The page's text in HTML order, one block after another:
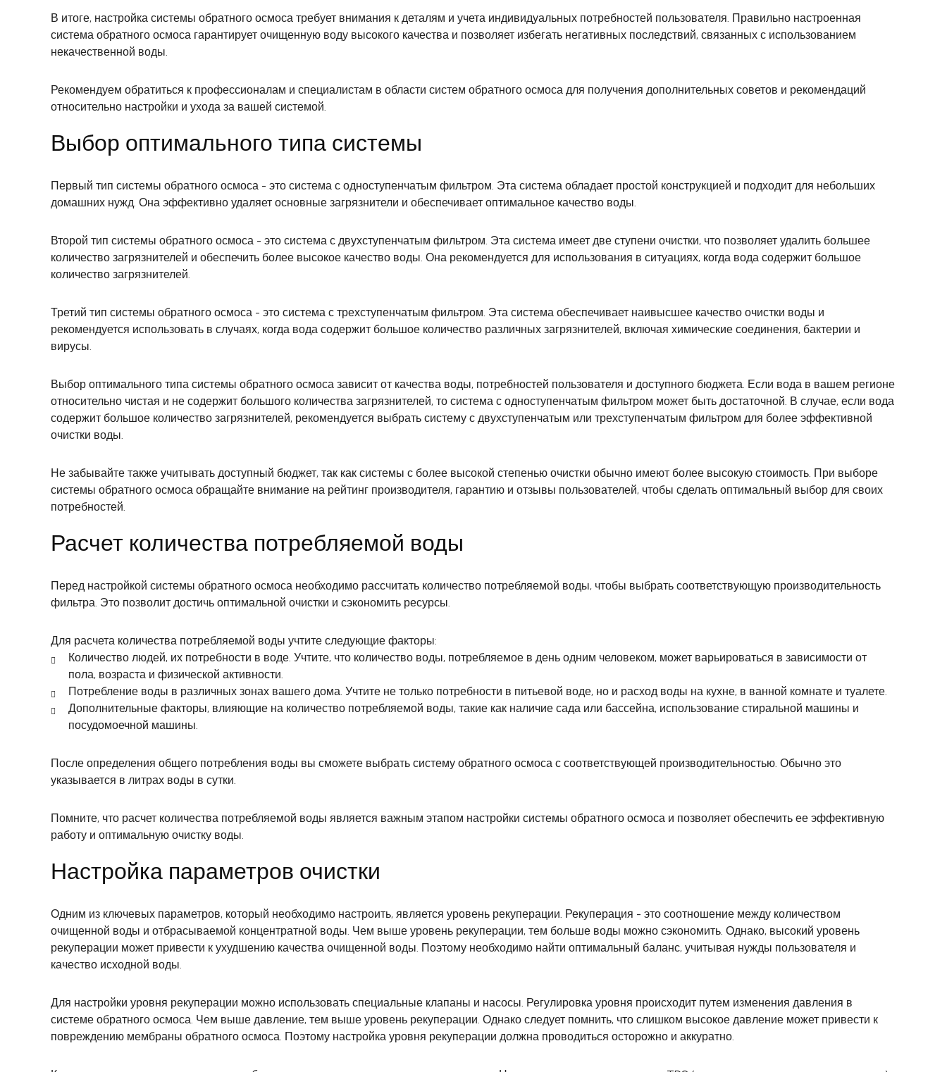
В итоге, настройка системы обратного осмоса требует внимания к деталям и учета индивидуальных потребностей пользователя. Правильно настроенная
система обратного осмоса гарантирует очищенную воду высокого качества и позволяет избегать негативных последствий, связанных с использованием
некачественной воды.
Рекомендуем обратиться к профессионалам и специалистам в области систем обратного осмоса для получения дополнительных советов и рекомендаций
относительно настройки и ухода за вашей системой.
Выбор оптимального типа системы
Первый тип системы обратного осмоса - это система с одноступенчатым фильтром. Эта система обладает простой конструкцией и подходит для небольших
домашних нужд. Она эффективно удаляет основные загрязнители и обеспечивает оптимальное качество воды.
Второй тип системы обратного осмоса - это система с двухступенчатым фильтром. Эта система имеет две ступени очистки, что позволяет удалить большее
количество загрязнителей и обеспечить более высокое качество воды. Она рекомендуется для использования в ситуациях, когда вода содержит большое
количество загрязнителей.
Третий тип системы обратного осмоса - это система с трехступенчатым фильтром. Эта система обеспечивает наивысшее качество очистки воды и
рекомендуется использовать в случаях, когда вода содержит большое количество различных загрязнителей, включая химические соединения, бактерии и
вирусы.
Выбор оптимального типа системы обратного осмоса зависит от качества воды, потребностей пользователя и доступного бюджета. Если вода в вашем регионе
относительно чистая и не содержит большого количества загрязнителей, то система с одноступенчатым фильтром может быть достаточной. В случае, если вода
содержит большое количество загрязнителей, рекомендуется выбрать систему с двухступенчатым или трехступенчатым фильтром для более эффективной
очистки воды.
Не забывайте также учитывать доступный бюджет, так как системы с более высокой степенью очистки обычно имеют более высокую стоимость. При выборе
системы обратного осмоса обращайте внимание на рейтинг производителя, гарантию и отзывы пользователей, чтобы сделать оптимальный выбор для своих
потребностей.
Расчет количества потребляемой воды
Перед настройкой системы обратного осмоса необходимо рассчитать количество потребляемой воды, чтобы выбрать соответствующую производительность
фильтра. Это позволит достичь оптимальной очистки и сэкономить ресурсы.
Для расчета количества потребляемой воды учтите следующие факторы:
Количество людей, их потребности в воде. Учтите, что количество воды, потребляемое в день одним человеком, может варьироваться в зависимости от
пола, возраста и физической активности.
Потребление воды в различных зонах вашего дома. Учтите не только потребности в питьевой воде, но и расход воды на кухне, в ванной комнате и туалете.
Дополнительные факторы, влияющие на количество потребляемой воды, такие как наличие сада или бассейна, использование стиральной машины и
посудомоечной машины.
После определения общего потребления воды вы сможете выбрать систему обратного осмоса с соответствующей производительностью. Обычно это
указывается в литрах воды в сутки.
Помните, что расчет количества потребляемой воды является важным этапом настройки системы обратного осмоса и позволяет обеспечить ее эффективную
работу и оптимальную очистку воды.
Настройка параметров очистки
Одним из ключевых параметров, который необходимо настроить, является уровень рекуперации. Рекуперация - это соотношение между количеством
очищенной воды и отбрасываемой концентратной воды. Чем выше уровень рекуперации, тем больше воды можно сэкономить. Однако, высокий уровень
рекуперации может привести к ухудшению качества очищенной воды. Поэтому необходимо найти оптимальный баланс, учитывая нужды пользователя и
качество исходной воды.
Для настройки уровня рекуперации можно использовать специальные клапаны и насосы. Регулировка уровня происходит путем изменения давления в
системе обратного осмоса. Чем выше давление, тем выше уровень рекуперации. Однако следует помнить, что слишком высокое давление может привести к
повреждению мембраны обратного осмоса. Поэтому настройка уровня рекуперации должна проводиться осторожно и аккуратно.